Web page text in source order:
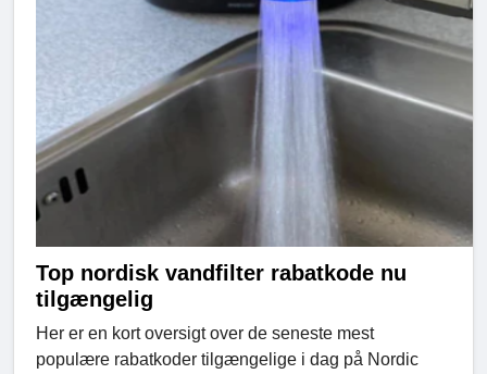
Top nordisk vandfilter rabatkode nu
tilgængelig
Her er en kort oversigt over de seneste mest
populære rabatkoder tilgængelige i dag på Nordic